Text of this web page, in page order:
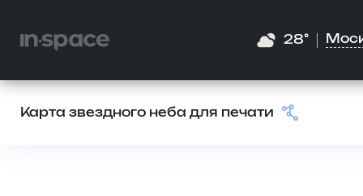
28°
Карта звездного неба для печати